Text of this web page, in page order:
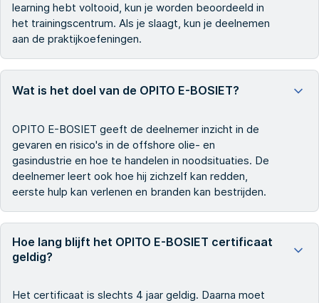
learning hebt voltooid, kun je worden beoordeeld in
het trainingscentrum. Als je slaagt, kun je deelnemen
aan de praktijkoefeningen.
Wat is het doel van de OPITO E-BOSIET?
OPITO E-BOSIET geeft de deelnemer inzicht in de
gevaren en risico's in de offshore olie- en
gasindustrie en hoe te handelen in noodsituaties. De
deelnemer leert ook hoe hij zichzelf kan redden,
eerste hulp kan verlenen en branden kan bestrijden.
Hoe lang blijft het OPITO E-BOSIET certificaat
geldig?
Het certificaat is slechts 4 jaar geldig. Daarna moet